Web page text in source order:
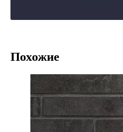
Похожие